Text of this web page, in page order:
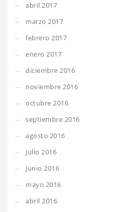
abril 2017
marzo 2017
febrero 2017
enero 2017
diciembre 2016
noviembre 2016
octubre 2016
septiembre 2016
agosto 2016
julio 2016
junio 2016
mayo 2016
abril 2016